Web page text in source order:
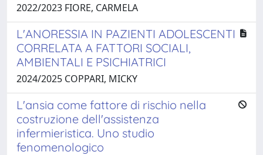
2022/2023 FIORE, CARMELA
L'ANORESSIA IN PAZIENTI ADOLESCENTI
CORRELATA A FATTORI SOCIALI,
AMBIENTALI E PSICHIATRICI
2024/2025 COPPARI, MICKY
L'ansia come fattore di rischio nella
costruzione dell'assistenza
infermieristica. Uno studio
fenomenologico